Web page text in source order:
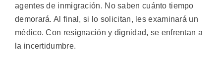
agentes de inmigración. No saben cuánto tiempo
demorará. Al final, si lo solicitan, les examinará un
médico. Con resignación y dignidad, se enfrentan a
la incertidumbre.